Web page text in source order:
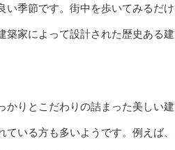
い季節です。街中を歩いてみるだ
築家によって設計された歴史ある
かりとこだわりの詰まった美しい
ている方も多いようです。例えば